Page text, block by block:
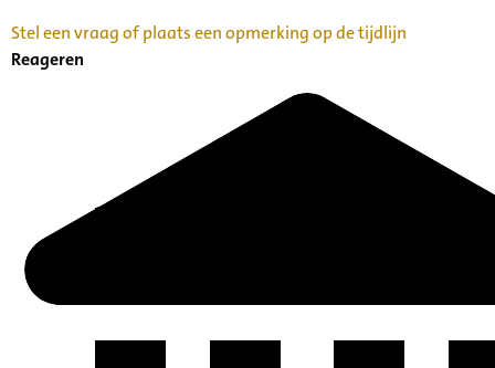
Stel een vraag of plaats een opmerking op de tijdlijn
Reageren